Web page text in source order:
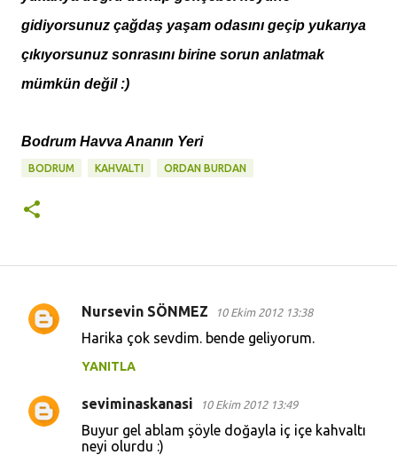
gidiyorsunuz çağdaş yaşam odasını geçip yukarıya
çıkıyorsunuz sonrasını birine sorun anlatmak
mümkün değil :)
Bodrum Havva Ananın Yeri
BODRUM KAHVALTI ORDAN BURDAN
Y
u
m
Nursevin SÖNMEZ 10 Ekim 2012 13:38
Harika çok sevdim. bende geliyorum.
YANITLA
seviminaskanasi 10 Ekim 2012 13:49
Buyur gel ablam şöyle doğayla iç içe kahvaltı
neyi olurdu :)